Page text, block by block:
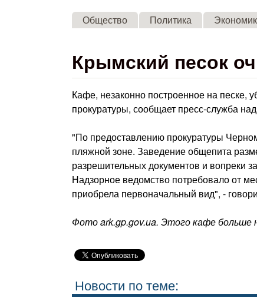
Общество Политика
Крымский песок
Кафе, незаконно построенное на песке,
прокуратуры, сообщает пресс-служба
"По предоставлению прокуратуры
пляжной зоне. Заведение общепита
разрешительных документов и вопреки
Надзорное ведомство потребовало от
приобрела первоначальный вид", -
Фото ark.gp.gov.ua. Этого кафе больше
Новости по теме: